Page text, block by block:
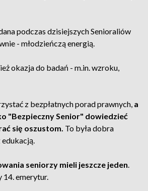
podczas dzisiejszych Senioraliów
- młodzieńczą energią.
okazja do badań - m.in. wzroku,
z bezpłatnych porad prawnych, a
"Bezpieczny Senior" dowiedzieć
się oszustom. To była dobra
edukacją.
seniorzy mieli jeszcze jeden.
14. emerytur.